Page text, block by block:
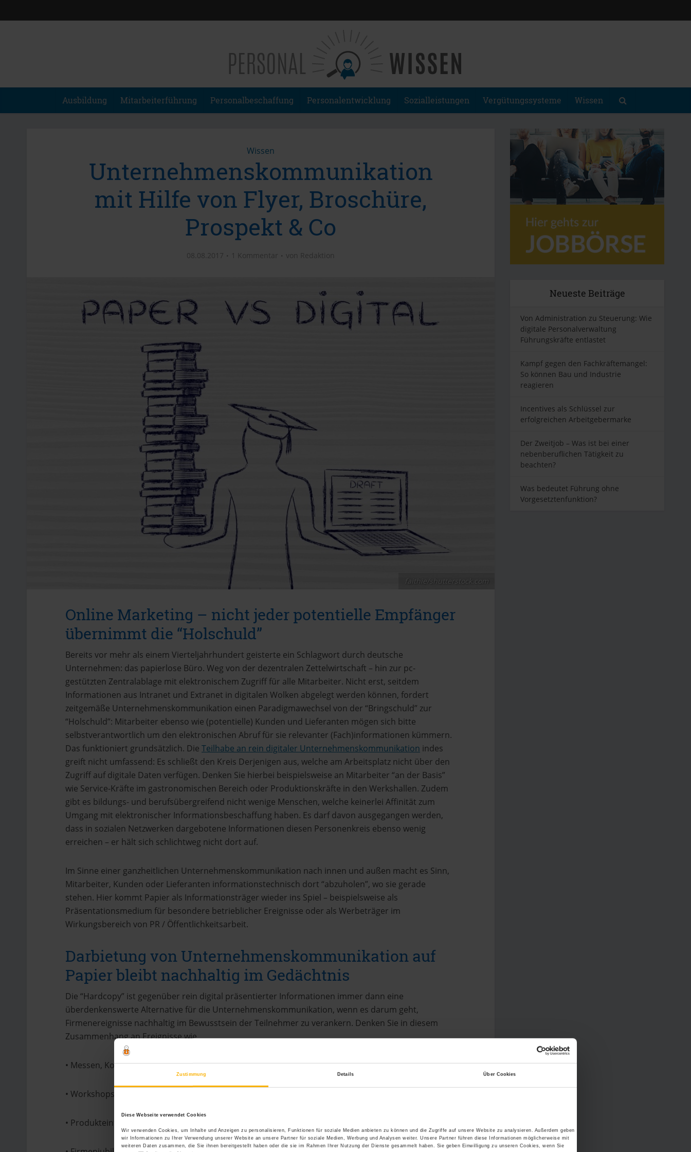
Zustimmung Details Über Cookies
Diese Webseite verwendet Cookies
Wir verwenden Cookies, um Inhalte und Anzeigen zu personalisieren, Funktionen für soziale Medien anbieten zu können und die Zugriffe auf unsere Website zu analysieren. Außerdem geben
wir Informationen zu Ihrer Verwendung unserer Website an unsere Partner für soziale Medien, Werbung und Analysen weiter. Unsere Partner führen diese Informationen möglicherweise mit
weiteren Daten zusammen, die Sie ihnen bereitgestellt haben oder die sie im Rahmen Ihrer Nutzung der Dienste gesammelt haben. Sie geben Einwilligung zu unseren Cookies, wenn Sie
Ausbildung Mitarbeiterführung Personalbeschaffung Personalentwicklung Sozialleistungen Vergütungssysteme Wissen
Wissen
Unternehmenskommunikation
mit Hilfe von Flyer, Broschüre,
Prospekt & Co
08.08.2017 1 Kommentar von Redaktion
faithie/shutterstock.com
Online Marketing – nicht jeder potentielle Empfänger
übernimmt die “Holschuld”
Bereits vor mehr als einem Vierteljahrhundert geisterte ein Schlagwort durch deutsche
Unternehmen: das papierlose Büro. Weg von der dezentralen Zettelwirtschaft – hin zur pc-
gestützten Zentralablage mit elektronischem Zugriff für alle Mitarbeiter. Nicht erst, seitdem
Informationen aus Intranet und Extranet in digitalen Wolken abgelegt werden können, fordert
zeitgemäße Unternehmenskommunikation einen Paradigmawechsel von der “Bringschuld” zur
“Holschuld”: Mitarbeiter ebenso wie (potentielle) Kunden und Lieferanten mögen sich bitte
selbstverantwortlich um den elektronischen Abruf für sie relevanter (Fach)informationen kümmern.
Das funktioniert grundsätzlich. Die Teilhabe an rein digitaler Unternehmenskommunikation indes
greift nicht umfassend: Es schließt den Kreis Derjenigen aus, welche am Arbeitsplatz nicht über den
Zugriff auf digitale Daten verfügen. Denken Sie hierbei beispielsweise an Mitarbeiter “an der Basis”
wie Service-Kräfte im gastronomischen Bereich oder Produktionskräfte in den Werkshallen. Zudem
gibt es bildungs- und berufsübergreifend nicht wenige Menschen, welche keinerlei Affinität zum
Umgang mit elektronischer Informationsbeschaffung haben. Es darf davon ausgegangen werden,
dass in sozialen Netzwerken dargebotene Informationen diesen Personenkreis ebenso wenig
erreichen – er hält sich schlichtweg nicht dort auf.
Im Sinne einer ganzheitlichen Unternehmenskommunikation nach innen und außen macht es Sinn,
Mitarbeiter, Kunden oder Lieferanten informationstechnisch dort “abzuholen”, wo sie gerade
stehen. Hier kommt Papier als Informationsträger wieder ins Spiel – beispielsweise als
Präsentationsmedium für besondere betrieblicher Ereignisse oder als Werbeträger im
Wirkungsbereich von PR / Öffentlichkeitsarbeit.
Darbietung von Unternehmenskommunikation auf
Papier bleibt nachhaltig im Gedächtnis
Die “Hardcopy” ist gegenüber rein digital präsentierter Informationen immer dann eine
überdenkenswerte Alternative für die Unternehmenskommunikation, wenn es darum geht,
Firmenereignisse nachhaltig im Bewusstsein der Teilnehmer zu verankern. Denken Sie in diesem
Zusammenhang an Ereignisse wie
• Messen, Kongresse, Tagungen
• Workshops, Seminare
• Produkteinführungen, “Tag der offenen Tür”
Neueste Beiträge
Von Administration zu Steuerung: Wie
digitale Personalverwaltung
Führungskräfte entlastet
Kampf gegen den Fachkräftemangel:
So können Bau und Industrie
reagieren
Incentives als Schlüssel zur
erfolgreichen Arbeitgebermarke
Der Zweitjob – Was ist bei einer
nebenberuflichen Tätigkeit zu
beachten?
Was bedeutet Führung ohne
Vorgesetztenfunktion?